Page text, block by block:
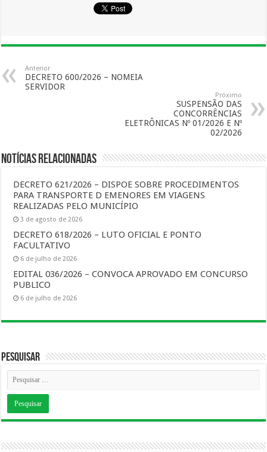
Anterior
DECRETO 600/2026 – NOMEIA
SERVIDOR
Próximo
SUSPENSÃO DAS
CONCORRÊNCIAS
ELETRÔNICAS Nº 01/2026 E Nº
02/2026
Notícias Relacionadas
DECRETO 621/2026 – DISPOE SOBRE PROCEDIMENTOS
PARA TRANSPORTE D EMENORES EM VIAGENS
REALIZADAS PELO MUNICÍPIO
3 de agosto de 2026
DECRETO 618/2026 – LUTO OFICIAL E PONTO
FACULTATIVO
6 de julho de 2026
EDITAL 036/2026 – CONVOCA APROVADO EM CONCURSO
PUBLICO
6 de julho de 2026
Pesquisar